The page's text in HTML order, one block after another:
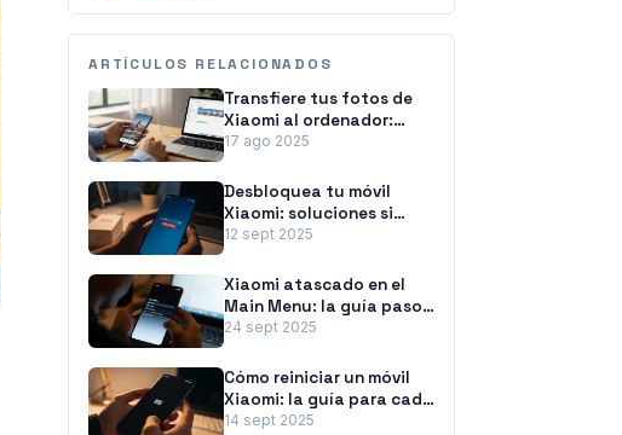
ARTÍCULOS RELACIONADOS
Transfiere tus fotos de
Xiaomi al ordenador:
métodos fáciles y
17 ago 2025
Desbloquea tu móvil
Xiaomi: soluciones si
olvidaste la contraseña
12 sept 2025
Xiaomi atascado en el
Main Menu: la guía paso
a paso para solucionarlo
24 sept 2025
Cómo reiniciar un móvil
Xiaomi: la guía para cada
situación
14 sept 2025